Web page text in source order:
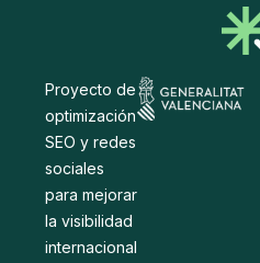
Proyecto de
optimización
SEO y redes
sociales
para mejorar
la visibilidad
internacional